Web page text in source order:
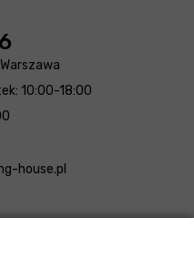
10:00-18:00
house.pl